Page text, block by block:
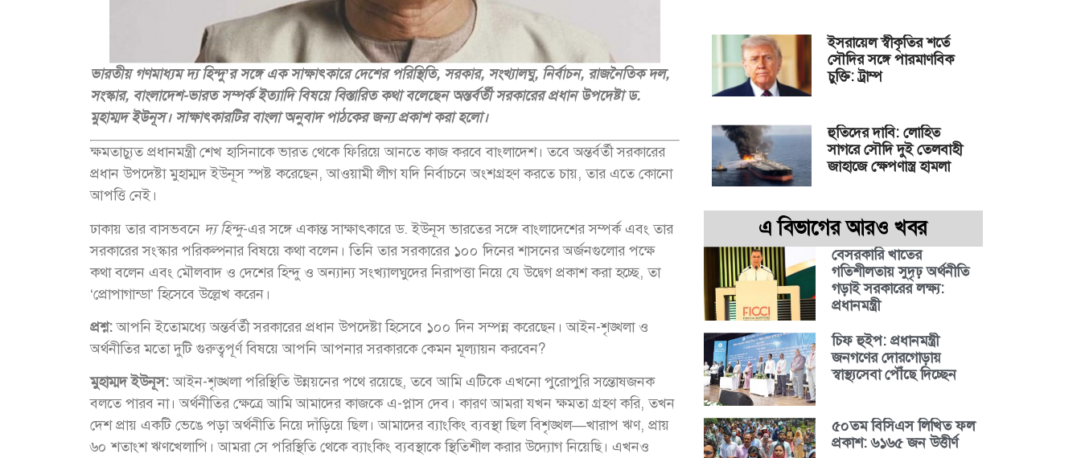
ভারতীয় গণমাধ্যম দ্য হিন্দু’র সঙ্গে এক সাক্ষাৎকারে দেশের পরিস্থিতি, সরকার, সংখ্যালঘু, নির্বাচন, রাজনৈতিক দল,
সংস্কার, বাংলাদেশ-ভারত সম্পর্ক ইত্যাদি বিষয়ে বিস্তারিত কথা বলেছেন অন্তর্বর্তী সরকারের প্রধান উপদেষ্টা ড.
মুহাম্মদ ইউনূস। সাক্ষাৎকারটির বাংলা অনুবাদ পাঠকের জন্য প্রকাশ করা হলো।
ক্ষমতাচ্যুত প্রধানমন্ত্রী শেখ হাসিনাকে ভারত থেকে ফিরিয়ে আনতে কাজ করবে বাংলাদেশ। তবে অন্তর্বর্তী সরকারের
প্রধান উপদেষ্টা মুহাম্মদ ইউনূস স্পষ্ট করেছেন, আওয়ামী লীগ যদি নির্বাচনে অংশগ্রহণ করতে চায়, তার এতে কোনো
আপত্তি নেই।
ঢাকায় তার বাসভবনে দ্য হিন্দু-এর সঙ্গে একান্ত সাক্ষাৎকারে ড. ইউনূস ভারতের সঙ্গে বাংলাদেশের সম্পর্ক এবং তার
সরকারের সংস্কার পরিকল্পনার বিষয়ে কথা বলেন। তিনি তার সরকারের ১০০ দিনের শাসনের অর্জনগুলোর পক্ষে
কথা বলেন এবং মৌলবাদ ও দেশের হিন্দু ও অন্যান্য সংখ্যালঘুদের নিরাপত্তা নিয়ে যে উদ্বেগ প্রকাশ করা হচ্ছে, তা
‘প্রোপাগান্ডা’ হিসেবে উল্লেখ করেন।
প্রশ্ন:আপনি ইতোমধ্যে অন্তর্বর্তী সরকারের প্রধান উপদেষ্টা হিসেবে ১০০ দিন সম্পন্ন করেছেন। আইন-শৃঙ্খলা ও
অর্থনীতির মতো দুটি গুরুত্বপূর্ণ বিষয়ে আপনি আপনার সরকারকে কেমন মূল্যায়ন করবেন?
মুহাম্মদ ইউনূস:আইন-শৃঙ্খলা পরিস্থিতি উন্নয়নের পথে রয়েছে, তবে আমি এটিকে এখনো পুরোপুরি সন্তোষজনক
বলতে পারব না। অর্থনীতির ক্ষেত্রে আমি আমাদের কাজকে এ-প্লাস দেব। কারণ আমরা যখন ক্ষমতা গ্রহণ করি, তখন
দেশ প্রায় একটি ভেঙে পড়া অর্থনীতি নিয়ে দাঁড়িয়ে ছিল। আমাদের ব্যাংকিং ব্যবস্থা ছিল বিশৃঙ্খল—খারাপ ঋণ, প্রায়
৬০ শতাংশ ঋণখেলাপি। আমরা সে পরিস্থিতি থেকে ব্যাংকিং ব্যবস্থাকে স্থিতিশীল করার উদ্যোগ নিয়েছি। এখনও
ইসরায়েল স্বীকৃতির শর্তে
সৌদির সঙ্গে পারমাণবিক
চুক্তি: ট্রাম্প
হুতিদের দাবি: লোহিত
সাগরে সৌদি দুই তেলবাহী
জাহাজে ক্ষেপণাস্ত্র হামলা
এ বিভাগের আরও খবর
বেসরকারি খাতের
গতিশীলতায় সুদৃঢ় অর্থনীতি
গড়াই সরকারের লক্ষ্য:
প্রধানমন্ত্রী
চিফ হুইপ: প্রধানমন্ত্রী
জনগণের দোরগোড়ায়
স্বাস্থ্যসেবা পৌঁছে দিচ্ছেন
৫০তম বিসিএস লিখিত ফল
প্রকাশ: ৬১৬৫ জন উত্তীর্ণ